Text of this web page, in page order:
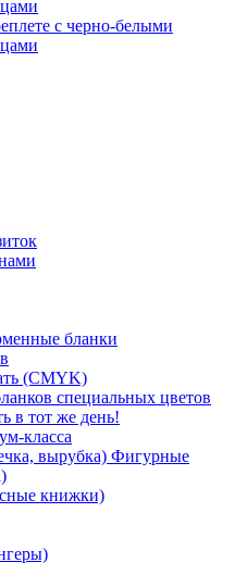
с черно-белыми
бланки
(CMYK)
специальных цветов
в тот же день!
класса
Фигурные
книжки)